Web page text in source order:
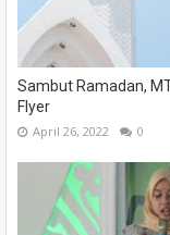
Sambut Ramadan,
Flyer
April 26, 2022 0